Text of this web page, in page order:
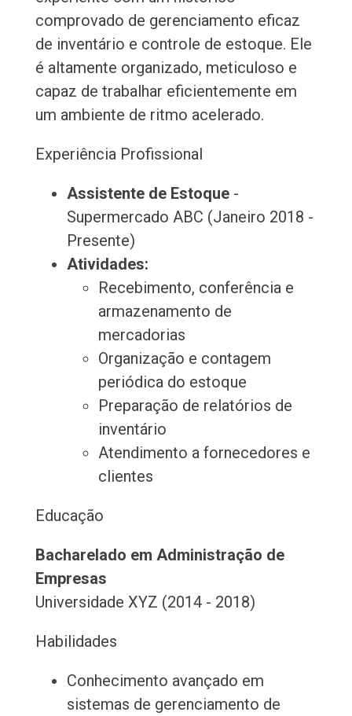
comprovado de gerenciamento eficaz
de inventário e controle de estoque. Ele
é altamente organizado, meticuloso e
capaz de trabalhar eficientemente em
um ambiente de ritmo acelerado.
Experiência Profissional
Assistente de Estoque-
Supermercado ABC (Janeiro 2018 -
Presente)
Atividades:
Recebimento, conferência e
armazenamento de
mercadorias
Organização e contagem
periódica do estoque
Preparação de relatórios de
inventário
Atendimento a fornecedores e
clientes
Educação
Bacharelado em Administração de
Empresas
Universidade XYZ (2014 - 2018)
Habilidades
Conhecimento avançado em
sistemas de gerenciamento de